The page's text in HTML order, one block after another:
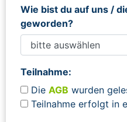
Wie bist du auf uns /
geworden?
Teilnahme:
Die AGB wurden
Teilnahme erfolgt in